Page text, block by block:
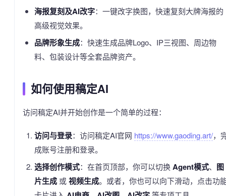
海报复刻及AI改字：一键改字换图，快速复刻大牌海报的
高级视觉效果。
品牌形象生成：快速生成品牌Logo、IP三视图、周边物
料、包装设计等全套品牌资产。
如何使用稿定AI
访问稿定AI并开始创作是一个简单的过程：
访问与登录：访问稿定AI官网 https://www.gaoding.art/，
成账号注册和登录。
选择创作模式：在首页顶部，你可以切换Agent模式、 图
片生成或视频生成。或者，你也可以向下滑动，点击功